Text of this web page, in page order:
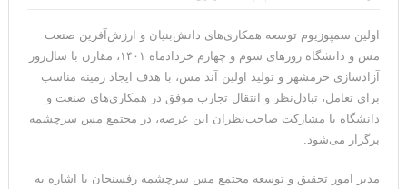
اولین سمپوزیوم توسعه همکاری‌های دانش‌بنیان و ارزش‌آفرین صنعت
مس و دانشگاه روزهای سوم و چهارم خردادماه ۱۴۰۱، مقارن با سال‌روز
آزادسازی خرمشهر و تولید اولین آند مس، با هدف ایجاد زمینه مناسب
برای تعامل، تبادل‌نظر و انتقال تجارب موفق در همکاری‌های صنعت و
دانشگاه با مشارکت صاحب‌نظران این عرصه، در مجتمع مس سرچشمه
برگزار می‌شود.
مدیر امور تحقیق و توسعه مجتمع مس سرچشمه رفسنجان با اشاره به